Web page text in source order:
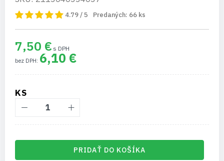
4.79 / 5 Predaných: 66 ks
7,50 €
6,10 €
KS
PRIDAŤ DO KOŠÍKA